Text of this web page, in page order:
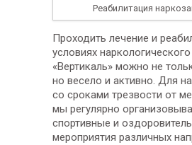
Реабилитация
Проходить лечение и
условиях
«Вертикаль» можно не
но весело и активно. Для
со сроками трезвости от
мы регулярно
спортивные и
мероприятия различных